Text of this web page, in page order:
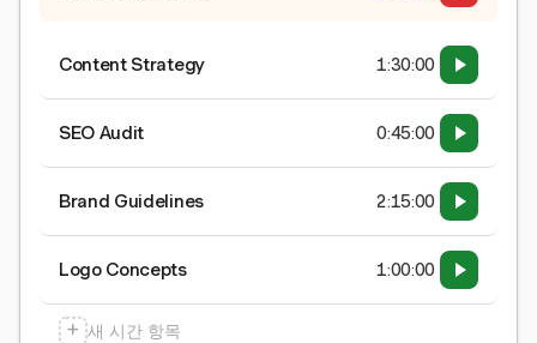
Content Strategy 1:30:00
SEO Audit 0:45:00
Brand Guidelines 2:15:00
Logo Concepts 1:00:00
+ 새 시간 항목